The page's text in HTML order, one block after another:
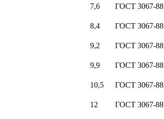
7,6 ГОСТ 3067-88
8,4 ГОСТ 3067-88
9,2 ГОСТ 3067-88
9,9 ГОСТ 3067-88
10,5 ГОСТ 3067-88
12 ГОСТ 3067-88